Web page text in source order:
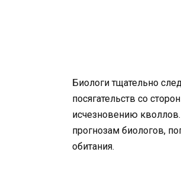
Биологи тщательно
посягательств со
исчезновению
прогнозам биологов,
обитания.